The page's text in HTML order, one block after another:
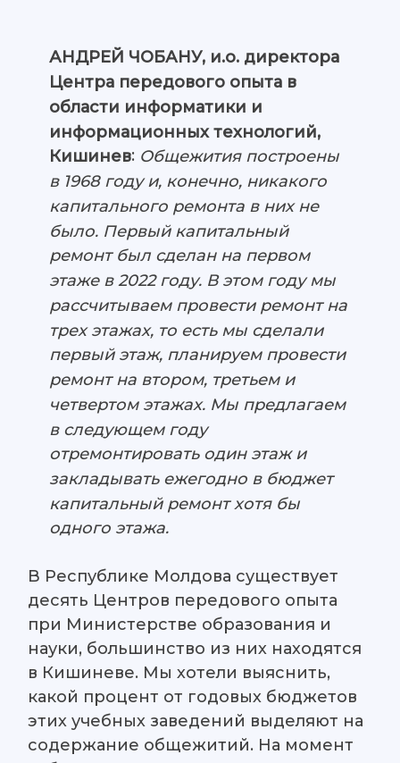
АНДРЕЙ ЧОБАНУ, и.о. директора
Центра передового опыта в
области информатики и
информационных технологий,
Кишинев: Общежития построены
в 1968 году и, конечно, никакого
капитального ремонта в них не
было. Первый капитальный
ремонт был сделан на первом
этаже в 2022 году. В этом году мы
рассчитываем провести ремонт на
трех этажах, то есть мы сделали
первый этаж, планируем провести
ремонт на втором, третьем и
четвертом этажах. Мы предлагаем
в следующем году
отремонтировать один этаж и
закладывать ежегодно в бюджет
капитальный ремонт хотя бы
одного этажа.
В Республике Молдова существует
десять Центров передового опыта
при Министерстве образования и
науки, большинство из них находятся
в Кишиневе. Мы хотели выяснить,
какой процент от годовых бюджетов
этих учебных заведений выделяют на
содержание общежитий. На момент